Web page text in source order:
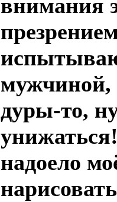
внимания
мужчиной,
дуры-то,
надоело